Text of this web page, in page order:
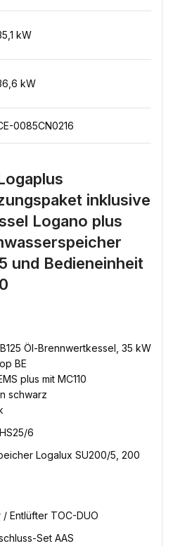
kW
kW
0085CN0216
inklusive
Logano plus
und Bedieneinheit
Öl-Brennwertkessel, 35 kW
BE
plus mit MC110
schwarz
6
Logalux SU200/5, 200
Entlüfter TOC-DUO
Set AAS